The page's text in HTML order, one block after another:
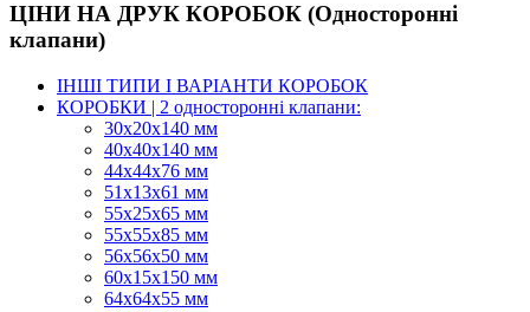
ЦІНИ НА ДРУК КОРОБОК (Односторонні
клапани)
ІНШІ ТИПИ І ВАРІАНТИ КОРОБОК
КОРОБКИ | 2 односторонні клапани:
30x20x140 мм
40x40x140 мм
44х44х76 мм
51x13x61 мм
55х25х65 мм
55х55х85 мм
56х56х50 мм
60х15х150 мм
64х64х55 мм